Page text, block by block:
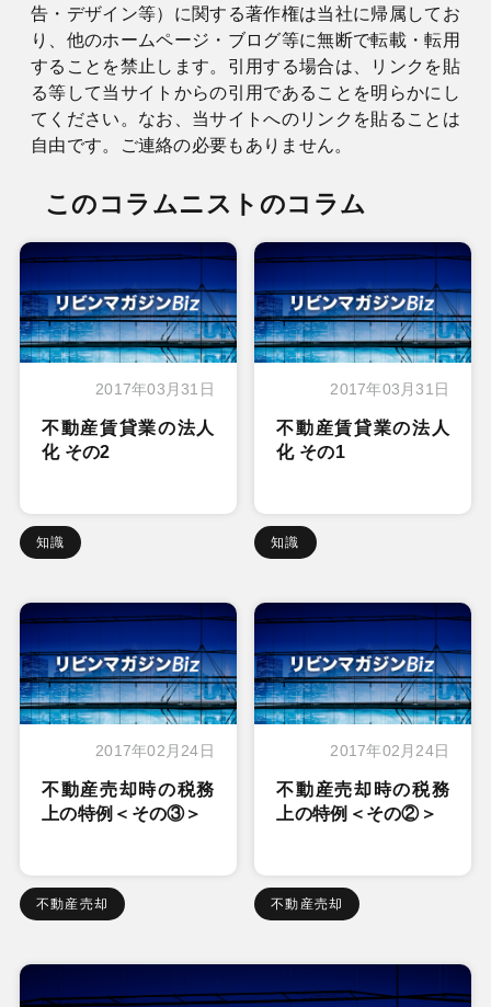
告・デザイン等）に関する著作権は当社に帰属してお
り、他のホームページ・ブログ等に無断で転載・転用
することを禁止します。引用する場合は、リンクを貼
る等して当サイトからの引用であることを明らかにし
てください。なお、当サイトへのリンクを貼ることは
自由です。ご連絡の必要もありません。
このコラムニストのコラム
2017年03月31日
不動産賃貸業の法人
化 その2
知識
2017年03月31日
不動産賃貸業の法人
化 その1
知識
2017年02月24日
不動産売却時の税務
上の特例＜その③＞
不動産売却
2017年02月24日
不動産売却時の税務
上の特例＜その②＞
不動産売却